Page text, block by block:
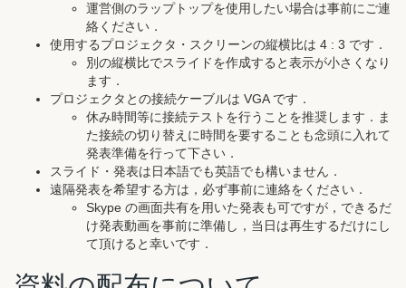
運営側のラップトップを使用したい場合は事前にご連
絡ください．
使用するプロジェクタ・スクリーンの縦横比は 4 : 3 です．
別の縦横比でスライドを作成すると表示が小さくなり
ます．
プロジェクタとの接続ケーブルは VGA です．
休み時間等に接続テストを行うことを推奨します．ま
た接続の切り替えに時間を要することも念頭に入れて
発表準備を行って下さい．
スライド・発表は日本語でも英語でも構いません．
遠隔発表を希望する方は，必ず事前に連絡をください．
Skype の画面共有を用いた発表も可ですが，できるだ
け発表動画を事前に準備し，当日は再生するだけにし
て頂けると幸いです．